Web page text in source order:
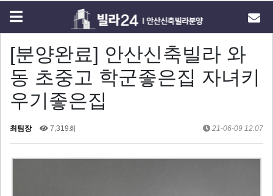
[분양완료] 안산신축빌라 와
동 초중고 학군좋은집 자녀키
우기좋은집
최팀장 7,319회 21-06-09 12:07